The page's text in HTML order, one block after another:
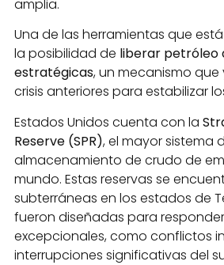
amplia.
Una de las herramientas que
la posibilidad de liberar petróleo
estratégicas, un mecanismo
crisis anteriores para estabilizar
Estados Unidos cuenta con la
Reserve (SPR), el mayor sistema
almacenamiento de crudo de
mundo. Estas reservas se
subterráneas en los estados de
fueron diseñadas para
excepcionales, como conflictos
interrupciones significativas del